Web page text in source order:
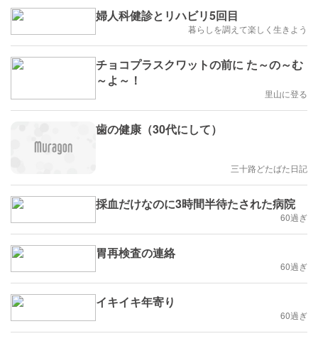
婦人科健診とリハビリ5回目
暮らしを調えて楽しく生きよう
チョコプラスクワットの前に た～の～む
～よ～！
里山に登る
歯の健康（30代にして）
三十路どたばた日記
採血だけなのに3時間半待たされた病院
60過ぎ
胃再検査の連絡
60過ぎ
イキイキ年寄り
60過ぎ